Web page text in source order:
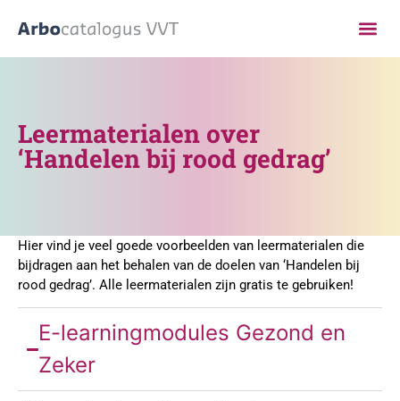
Leermaterialen over
‘Handelen bij rood gedrag’
Hier vind je veel goede voorbeelden van leermaterialen die
bijdragen aan het behalen van de doelen van ‘Handelen bij
rood gedrag’. Alle leermaterialen zijn gratis te gebruiken!
E-learningmodules Gezond en
Zeker